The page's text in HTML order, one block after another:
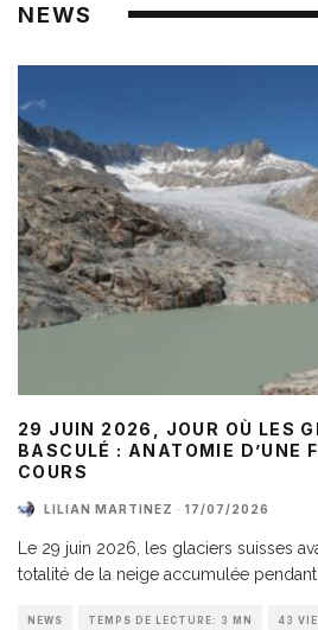
NEWS
29 JUIN 2026, JOUR OÙ LES
BASCULÉ : ANATOMIE D’UNE
COURS
LILIAN MARTINEZ · 17/07/2026
Le 29 juin 2026, les glaciers suisses
totalité de la neige accumulée pendant
NEWS TEMPS DE LECTURE: 3 MN 43